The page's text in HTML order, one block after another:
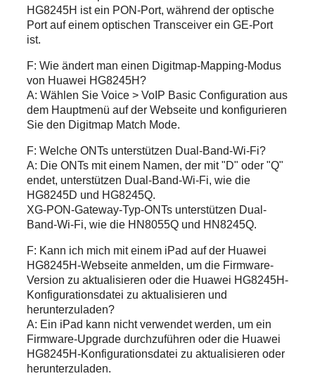
HG8245H ist ein PON-Port, während der optische
Port auf einem optischen Transceiver ein GE-Port
ist.
F: Wie ändert man einen Digitmap-Mapping-Modus
von Huawei HG8245H?
A: Wählen Sie Voice > VoIP Basic Configuration aus
dem Hauptmenü auf der Webseite und konfigurieren
Sie den Digitmap Match Mode.
F: Welche ONTs unterstützen Dual-Band-Wi-Fi?
A: Die ONTs mit einem Namen, der mit "D" oder "Q"
endet, unterstützen Dual-Band-Wi-Fi, wie die
HG8245D und HG8245Q.
XG-PON-Gateway-Typ-ONTs unterstützen Dual-
Band-Wi-Fi, wie die HN8055Q und HN8245Q.
F: Kann ich mich mit einem iPad auf der Huawei
HG8245H-Webseite anmelden, um die Firmware-
Version zu aktualisieren oder die Huawei HG8245H-
Konfigurationsdatei zu aktualisieren und
herunterzuladen?
A: Ein iPad kann nicht verwendet werden, um ein
Firmware-Upgrade durchzuführen oder die Huawei
HG8245H-Konfigurationsdatei zu aktualisieren oder
herunterzuladen.